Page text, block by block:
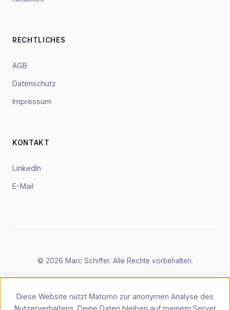
RECHTLICHES
AGB
Datenschutz
Impressum
KONTAKT
LinkedIn
E-Mail
© 2026 Marc Schiffer. Alle Rechte vorbehalten.
Diese Website nutzt Matomo zur anonymen Analyse des